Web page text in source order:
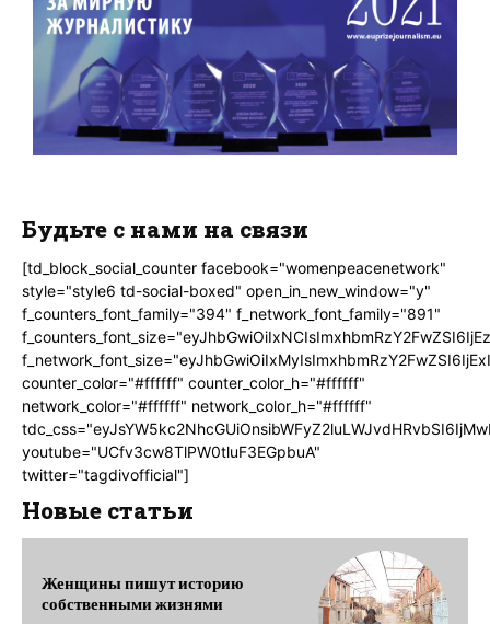
Будьте с нами на связи
[td_block_social_counter facebook="womenpeacenetwork"
style="style6 td-social-boxed" open_in_new_window="y"
f_counters_font_family="394" f_network_font_family="891"
counter_color="#ffffff" counter_color_h="#ffffff"
network_color="#ffffff" network_color_h="#ffffff"
youtube="UCfv3cw8TlPW0tluF3EGpbuA"
twitter="tagdivofficial"]
Новые статьи
Женщины пишут историю
собственными жизнями